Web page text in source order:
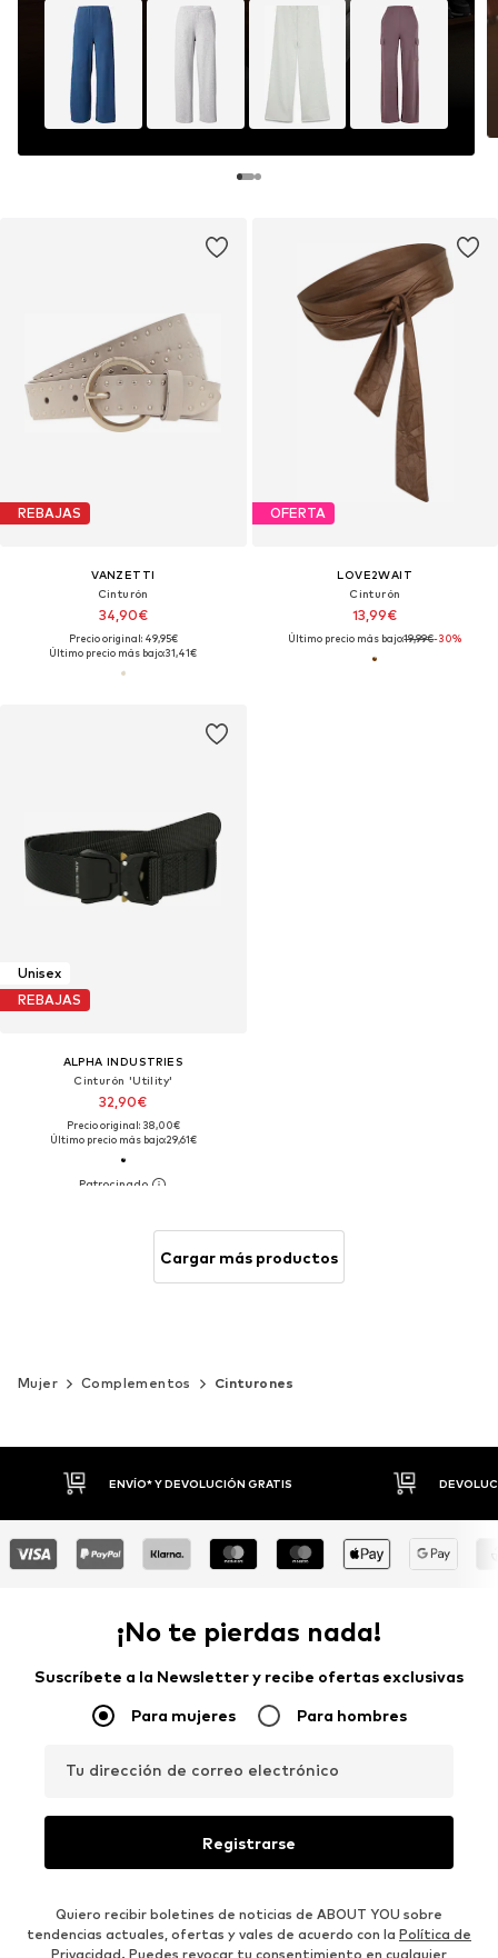
REBAJAS
VANZETTI
Cinturón
34,90€
Precio original: 49,95€
Último precio más bajo:31,41€
OFERTA
LOVE2WAIT
Cinturón
13,99€
Último precio más bajo:19,99€-30%
Unisex
REBAJAS
ALPHA INDUSTRIES
Cinturón 'Utility'
32,90€
Precio original: 38,00€
Último precio más bajo:29,61€
Cargar más productos
Mujer Complementos Cinturones
DEVOLUCIONES HASTA 30 DÍAS
¡No te pierdas nada!
Suscríbete a la Newsletter y recibe ofertas exclusivas
Para mujeres Para hombres
Tu dirección de correo electrónico
Registrarse
Quiero recibir boletines de noticias de ABOUT YOU sobre
tendencias actuales, ofertas y vales de acuerdo con la Política de
Privacidad. Puedes revocar tu consentimiento en cualquier